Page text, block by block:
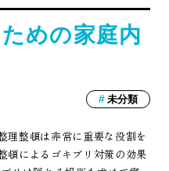
めの家庭内
未分類
理整頓は非常に重要な役割を
頓によるゴキブリ対策の効果